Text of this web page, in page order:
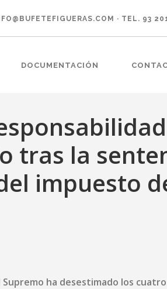
· TEL. 93
DOCUMENTACIÓN
tras la
impuesto
ha desestimado los